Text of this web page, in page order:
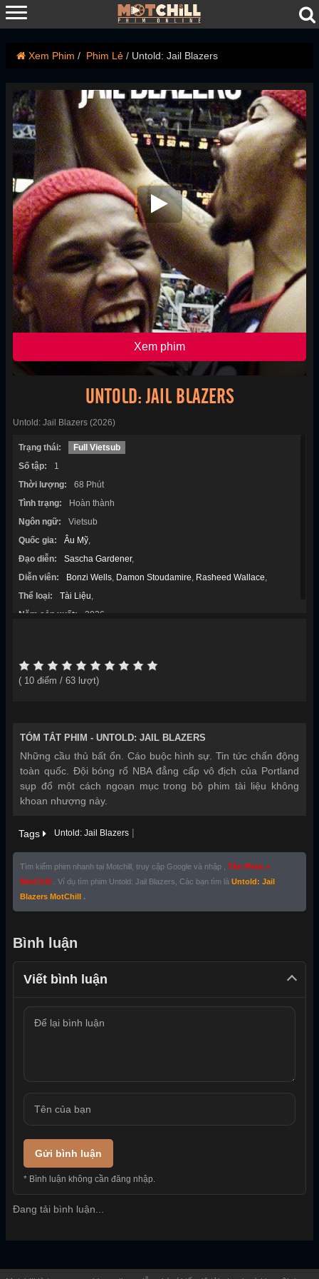
Xem Phim Phim Lẻ Untold: Jail Blazers
Xem phim
UNTOLD: JAIL BLAZERS
Untold: Jail Blazers (2026)
Trạng thái:
Full Vietsub
Số tập:
1
Thời lượng:
68 Phút
Tình trạng:
Hoàn thành
Ngôn ngữ:
Vietsub
Quốc gia:
Âu Mỹ,
Đạo diễn:
Sascha Gardener,
Diễn viên:
Bonzi Wells, Damon Stoudamire, Rasheed Wallace,
Thể loại:
Tài Liệu,
Năm sản xuất:
2026
( 10 điểm / 63 lượt)
TÓM TẮT PHIM - UNTOLD: JAIL BLAZERS
Những cầu thủ bất ổn. Cáo buộc hình sự. Tin tức chấn động
toàn quốc. Đội bóng rổ NBA đẳng cấp vô địch của Portland
sụp đổ một cách ngoạn mục trong bộ phim tài liệu không
khoan nhượng này.
Tags Untold: Jail Blazers |
Tìm kiếm phim nhanh tại Motchill, truy cập Google và nhập , Tên Phim +
MotChill
. Ví dụ tìm phim Untold: Jail Blazers, Các bạn tìm là Untold: Jail
Blazers MotChill .
Bình luận
Viết bình luận
Gửi bình luận
* Bình luận không cần đăng nhập.
Đang tải bình luận...